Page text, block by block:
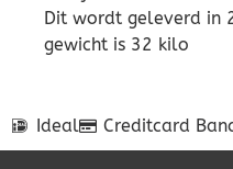
Dit wordt geleverd in
gewicht is 32 kilo
Ideal Creditcard